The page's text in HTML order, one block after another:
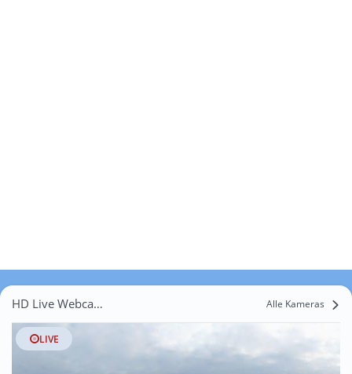
HD Live Webcams Bitter Alle Kameras
LIVE